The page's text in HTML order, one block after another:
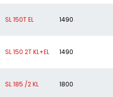
SL 150T EL 1490
SL 150 2T KL+EL 1490
SL 185 /2 KL 1800